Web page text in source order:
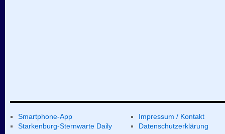
Smartphone-App
Starkenburg-Sternwarte Daily
Impressum / Kontakt
Datenschutzerklärung